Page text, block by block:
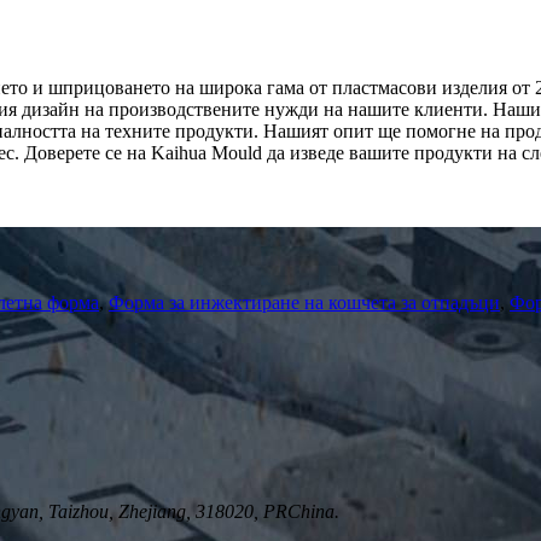
и шприцоването на широка гама от пластмасови изделия от
на производствените нужди на нашите клиенти.
на техните продукти. Нашият опит ще помогне на
Доверете се на Kaihua Mould да изведе вашите продукти на
форма,Форма за инжектиране на кошчета за отпадъци,
Taizhou, Zhejiang, 318020, PRChina.